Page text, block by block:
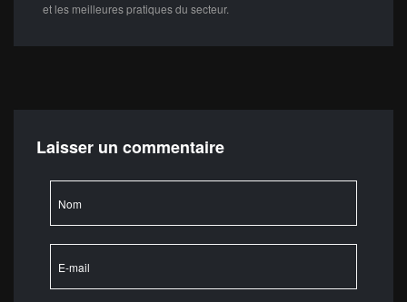
et les meilleures pratiques du secteur.
Laisser un commentaire